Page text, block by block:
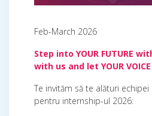
Feb-March 2026
Step into YOUR FUTURE
with us and let YOUR
Te invităm să te alături echipei
pentru internship-ul 2026: